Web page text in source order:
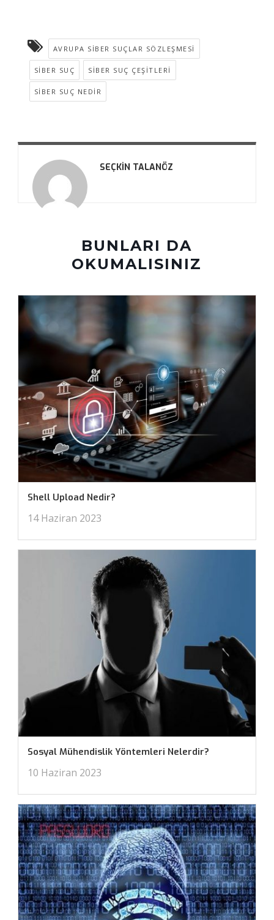
AVRUPA SIBER SUÇLAR SÖZLEŞMESI
SIBER SUÇ SIBER SUÇ ÇEŞITLERI
SIBER SUÇ NEDIR
SEÇKIN TALANÖZ
BUNLARI DA
OKUMALISINIZ
Shell Upload Nedir?
14 Haziran 2023
Sosyal Mühendislik Yöntemleri Nelerdir?
10 Haziran 2023